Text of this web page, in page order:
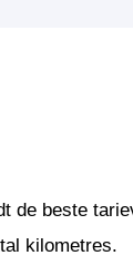
de beste
kilometres.